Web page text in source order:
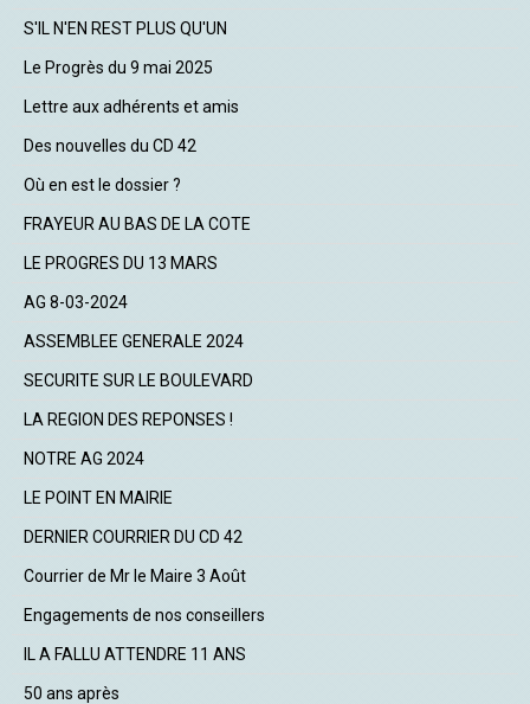
S'IL N'EN REST PLUS QU'UN
Le Progrès du 9 mai 2025
Lettre aux adhérents et amis
Des nouvelles du CD 42
Où en est le dossier ?
FRAYEUR AU BAS DE LA COTE
LE PROGRES DU 13 MARS
AG 8-03-2024
ASSEMBLEE GENERALE 2024
SECURITE SUR LE BOULEVARD
LA REGION DES REPONSES !
NOTRE AG 2024
LE POINT EN MAIRIE
DERNIER COURRIER DU CD 42
Courrier de Mr le Maire 3 Août
Engagements de nos conseillers
IL A FALLU ATTENDRE 11 ANS
50 ans après